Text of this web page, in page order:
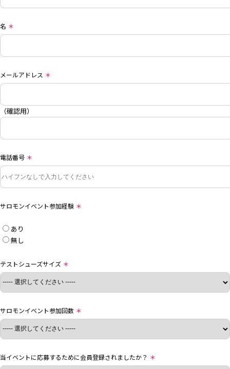
名 ＊
メールアドレス ＊
（確認用）
電話番号 ＊
サロモンイベント参加経験 ＊
あり
無し
テストシューズサイズ ＊
サロモンイベント参加回数 ＊
当イベントに応募するために会員登録されましたか？ ＊